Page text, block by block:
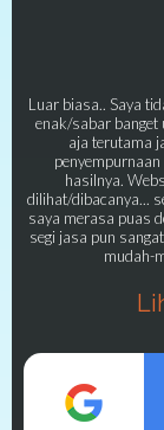
Luar biasa.. Saya
enak/sabar
aja terutama
hasilnya.
dilihat/dibacanya...
saya merasa puas
segi jasa pun
mudah-